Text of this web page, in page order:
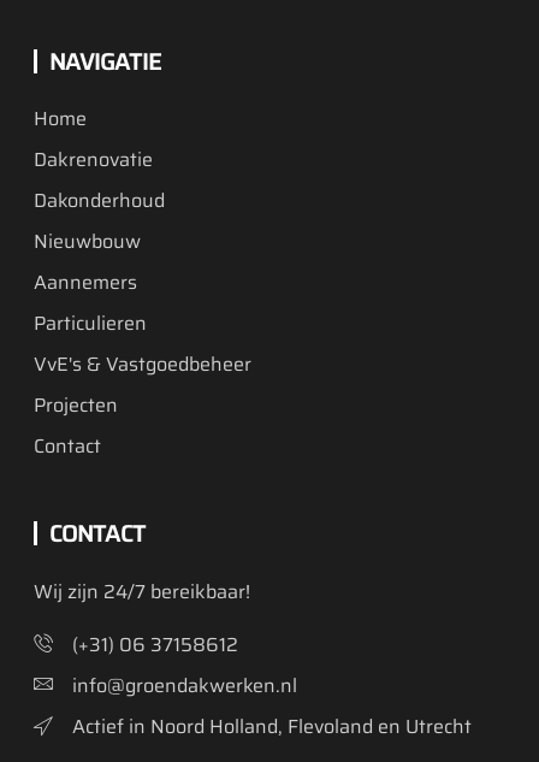
NAVIGATIE
Home
Dakrenovatie
Dakonderhoud
Nieuwbouw
Aannemers
Particulieren
VvE's & Vastgoedbeheer
Projecten
Contact
CONTACT
Wij zijn 24/7 bereikbaar!
(+31) 06 37158612
info@groendakwerken.nl
Actief in Noord Holland, Flevoland en Utrecht